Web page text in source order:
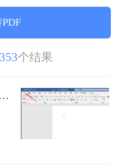
速实现word免费转pdf，终
了，无需安装，高效办
353个结果
电脑word如何转换成pdf文件？揭秘4大高效方法，轻松搞定所有场景！